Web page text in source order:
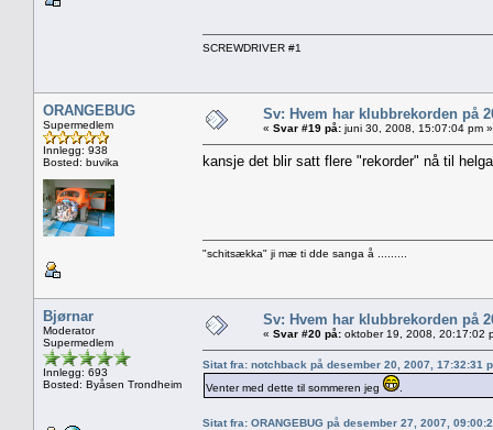
SCREWDRIVER #1
ORANGEBUG
Supermedlem
Innlegg: 938
Bosted: buvika
Sv: Hvem har klubbrekorden på
« Svar #19 på: juni 30, 2008, 15:07:04 pm »
kansje det blir satt flere "rekorder" nå til
"schitsækka" ji mæ ti dde sanga å .........
Bjørnar
Moderator
Supermedlem
Innlegg: 693
Bosted: Byåsen Trondheim
Sv: Hvem har klubbrekorden på
« Svar #20 på: oktober 19, 2008, 20:17:02
Sitat fra: notchback på desember 20, 2007, 17:32:31
Venter med dette til sommeren jeg
Sitat fra: ORANGEBUG på desember 27, 2007,